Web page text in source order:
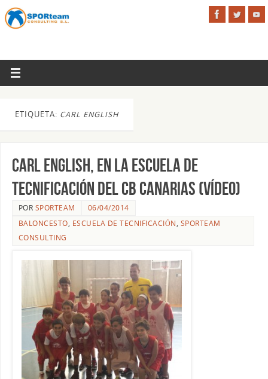
ETIQUETA: CARL ENGLISH
Carl English, en la Escuela de
Tecnificación del CB Canarias (vídeo)
POR SPORTEAM
06/04/2014
BALONCESTO, ESCUELA DE TECNIFICACIÓN, SPORTEAM
CONSULTING